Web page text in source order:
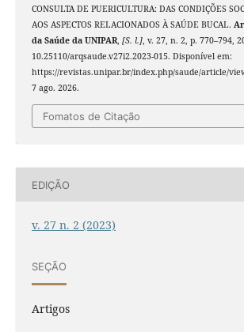
CONSULTA DE PUERICULTURA: DAS CONDIÇÕES
AOS ASPECTOS RELACIONADOS À SAÚDE BUCAL.
da Saúde da UNIPAR, [S. l.], v. 27, n. 2, p. 770–794,
10.25110/arqsaude.v27i2.2023-015. Disponível em:
https://revistas.unipar.br/index.php/saude/article/
7 ago. 2026.
Fomatos de Citação
EDIÇÃO
v. 27 n. 2 (2023)
SEÇÃO
Artigos